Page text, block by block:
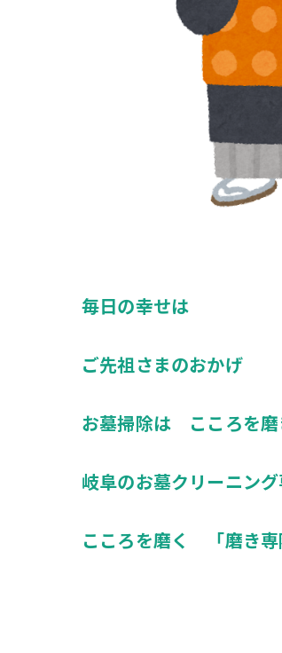
毎日の幸せは
ご先祖さまのおかげ
お墓掃除は こころを磨
岐阜のお墓クリーニン
こころを磨く 「磨き専